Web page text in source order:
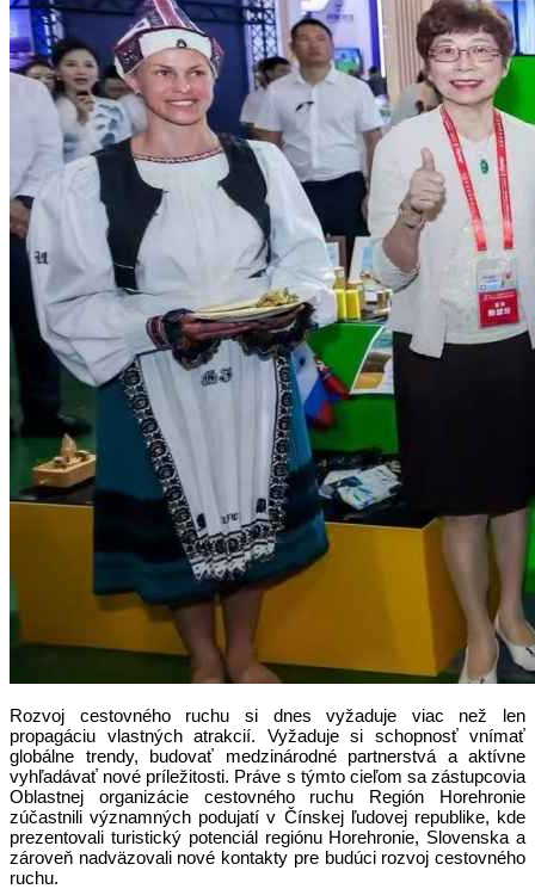
Rozvoj cestovného ruchu si dnes vyžaduje viac než len
propagáciu vlastných atrakcií. Vyžaduje si schopnosť vnímať
globálne trendy, budovať medzinárodné partnerstvá a aktívne
vyhľadávať nové príležitosti. Práve s týmto cieľom sa zástupcovia
Oblastnej organizácie cestovného ruchu Región Horehronie
zúčastnili významných podujatí v Čínskej ľudovej republike, kde
prezentovali turistický potenciál regiónu Horehronie, Slovenska a
zároveň nadväzovali nové kontakty pre budúci rozvoj cestovného
ruchu.